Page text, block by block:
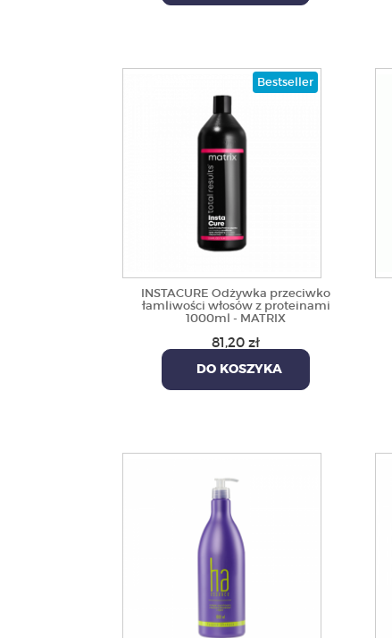
Bestseller
INSTACURE Odżywka przeciwko
łamliwości włosów z proteinami
1000ml - MATRIX
81,20 zł
DO KOSZYKA